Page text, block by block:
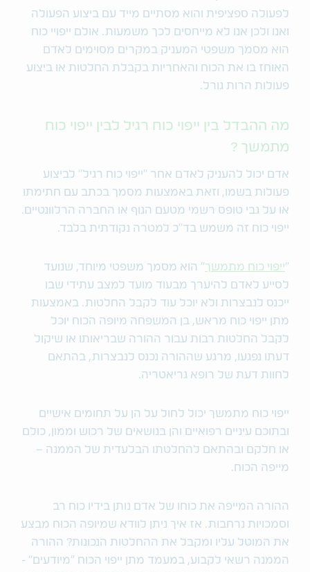
לפעולה ספציפית והוא מסתיים מייד עם ביצוע הפעולה
ואנו ולכן אנו לא מייחסים לכך משמעות. אולם ייפויי כוח
הוא מסמך משפטי המעניק במקרים מסוימים לאדם
האוחז בו את הכוח והאחריות בקבלת החלטות או ביצוע
פעולות הרות גורל.
מה ההבדל בין ייפוי כוח רגיל לבין ייפוי כוח
מתמשך ?
אדם יכול להעניק לאדם אחר "ייפוי כוח רגיל" לביצוע
פעולות בשמו, וזאת באמצעות מסמך בכתב עם חתימתו
או על גבי טופס רשמי מטעם הגוף או החברה הרלוונטיים.
ייפוי כוח זה משמש בד"כ למטרה נקודתית בלבד.
"ייפוי כוח מתמשך" הוא מסמך משפטי מיוחד, שנועד
לסייע לאדם להיערך מבעוד מועד למצב עתידי שבו
ייכנס לנבצרות ולא יוכל עוד לקבל החלטות. באמצעות
מתן ייפוי כוח מראש, בן המשפחה מיופה הכוח יוכל
לקבל החלטות רבות עבור ההורה שבריאותו או שיקול
דעתו נפגעו, מרגע שההורה נכנס לנבצרות, בהתאם
לחוות דעת של רופא גריאטריה.
ייפוי כוח מתמשך יכול לחול על הן על תחומים אישיים
ובתוכם עיניים רפואיים והן בנושאים של רכוש וממון, כולם
או חלקם ובהתאם להחלטתו הבלעדית של הממנה –
מייפה הכוח.
ההורה המייפה את כוחו של אדם נותן בידיו כוח רב
וסמכויות נרחבות. אז איך ניתן לוודא שמיופה הכוח מבצע
את המוטל עליו ומקבל את ההחלטות הנכונות? ההורה
הממנה רשאי לקבוע, במעמד מתן ייפוי הכוח "מיודעים" -